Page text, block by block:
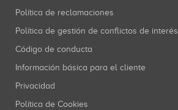
Política de reclamaciones
Política de gestión de conflictos de interés
Código de conducta
Información básica para el cliente
Privacidad
Política de Cookies